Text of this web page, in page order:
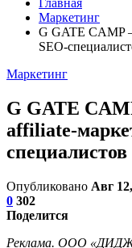
Главная
Маркетинг
G GATE CAMP
SEO-
Маркетинг
G GATE
affiliate-
Опубликовано Авг
0 302
Поделится
Реклама. ООО